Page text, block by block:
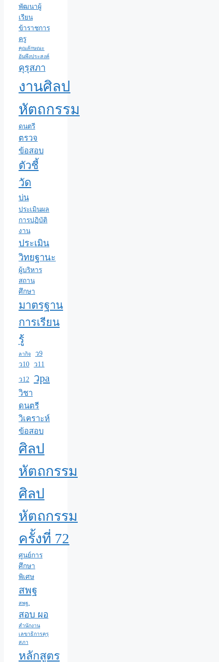
พัฒนาผู้
เรียน
ข้าราชการ
ครู
คุณลักษณะ
อันพึงประสงค์
คุรุสภา
งานศิลป
หัตถกรรม
ดนตรี
ตรวจ
ข้อสอบ
ตัวชี้
วัด
บ่น
ประเมินผล
การปฏิบัติ
งาน
ประเมิน
วิทยฐานะ
ผู้บริหาร
สถาน
ศึกษา
มาตรฐาน
การเรียน
รู้
ลากิจ
ว9
ว10 ว11
ว12 วpa
วิชา
ดนตรี
วิเคราะห์
ข้อสอบ
ศิลป
หัตถกรรม
ศิลป
หัตถกรรม
ครั้งที่ 72
ศูนย์การ
ศึกษา
พิเศษ
สพฐ
สพฐ.
สอบ ผอ
สำนักงาน
เลขาธิการคุรุ
สภา
หลักสูตร